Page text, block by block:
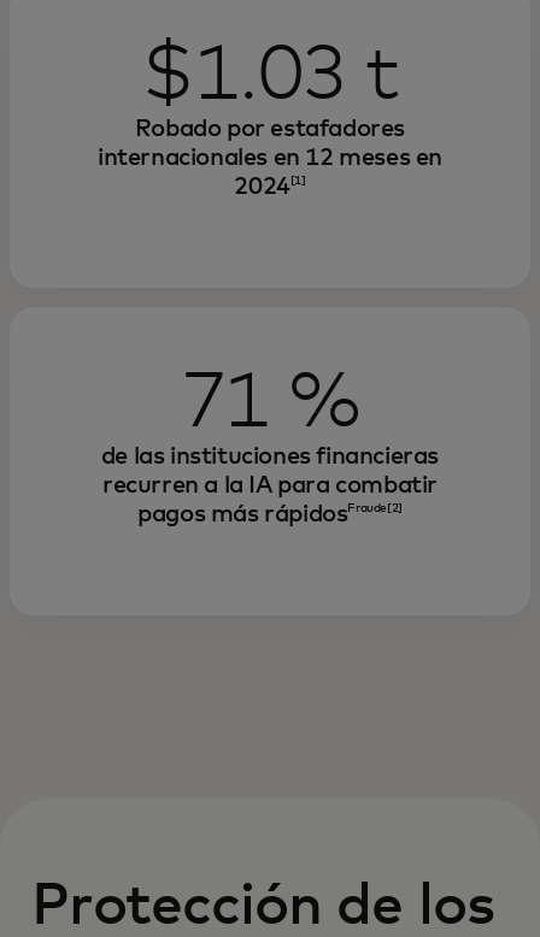
$1.03 t
Robado por estafadores
internacionales en 12 meses en
2024 [1]
71 %
de las instituciones financieras
recurren a la IA para combatir
pagos más rápidosFraude[2]
Protección de los